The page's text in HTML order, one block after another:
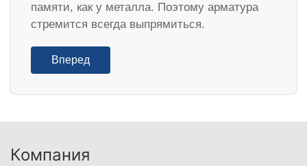
памяти, как у металла. Поэтому арматура
стремится всегда выпрямиться.
Вперед
Компания